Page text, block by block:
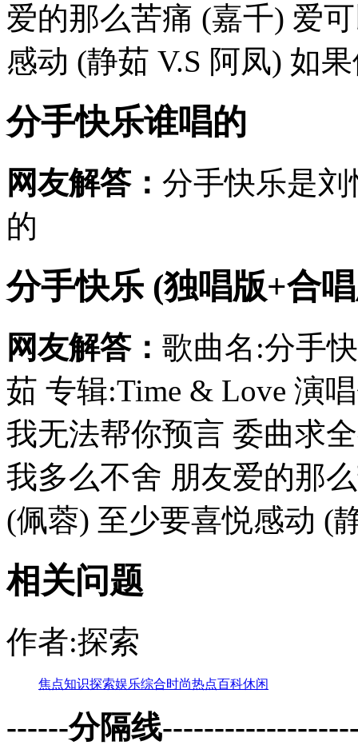
爱的那么苦痛 (嘉千) 爱
感动 (静茹 V.S 阿凤) 如
分手快乐谁唱的
网友解答： 分手快乐是
的
分手快乐 (独唱版+合
网友解答： 歌曲名:分手
茹 专辑:Time & Love 演
我无法帮你预言 委曲求
我多么不舍 朋友爱的那
(佩蓉) 至少要喜悦感动 (
相关问题
作者:探索
焦点知识探索娱乐综合时尚热点百科休闲
------分隔线